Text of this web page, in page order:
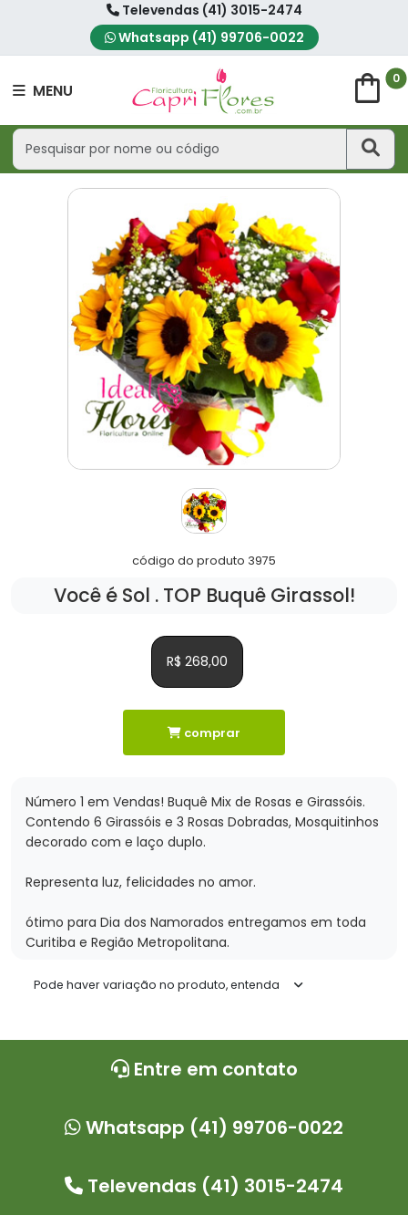
Televendas (41) 3015-2474
Whatsapp (41) 99706-0022
MENU shopping_bag 0
código do produto 3975
Você é Sol . TOP Buquê Girassol!
R$ 268,00
comprar
Número 1 em Vendas! Buquê Mix de Rosas e Girassóis.
Contendo 6 Girassóis e 3 Rosas Dobradas, Mosquitinhos
decorado com e laço duplo.
Representa luz, felicidades no amor.
ótimo para Dia dos Namorados entregamos em toda
Curitiba e Região Metropolitana.
www.idealflores.com.br
Pode haver variação no produto, entenda
Entre em contato
Whatsapp (41) 99706-0022
Televendas (41) 3015-2474